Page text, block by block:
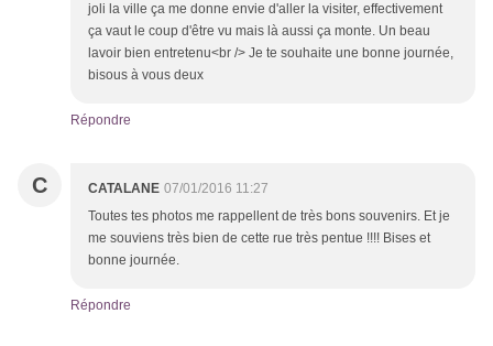
joli la ville ça me donne envie d'aller la visiter, effectivement
ça vaut le coup d'être vu mais là aussi ça monte. Un beau
lavoir bien entretenu<br /> Je te souhaite une bonne journée,
bisous à vous deux
Répondre
C CATALANE 07/01/2016 11:27
Toutes tes photos me rappellent de très bons souvenirs. Et je
me souviens très bien de cette rue très pentue !!!! Bises et
bonne journée.
Répondre